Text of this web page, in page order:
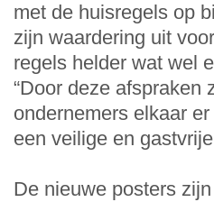
met de huisregels op
zijn waardering uit
regels helder wat wel
“Door deze afspraken
ondernemers elkaar
een veilige en
De nieuwe posters